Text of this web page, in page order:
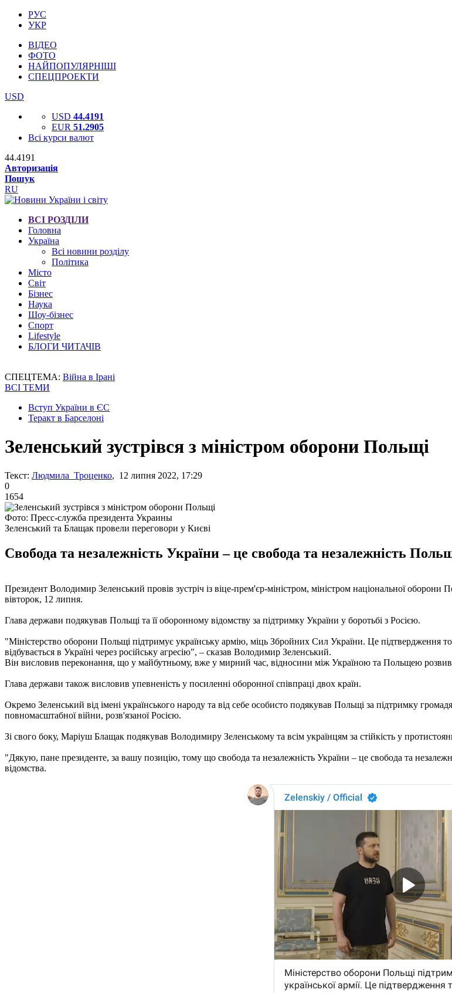
РУС
УКР
ВІДЕО
ФОТО
НАЙПОПУЛЯРНІШІ
СПЕЦПРОЕКТИ
USD
USD 44.4191
EUR 51.2905
Всі курси валют
44.4191
Авторизація
Пошук
RU
ВСІ РОЗДІЛИ
Головна
Україна
Всі новини розділу
Політика
Місто
Світ
Бізнес
Наука
Шоу-бізнес
Спорт
Lifestyle
БЛОГИ ЧИТАЧІВ
СПЕЦТЕМА: Війна в Ірані
ВСІ ТЕМИ
Вступ України в ЄС
Теракт в Барселоні
Зеленський зустрівся з міністром оборони Польщі
Текст: Людмила Троценко, 12 липня 2022, 17:29
0
1654
Фото: Пресс-служба президента Украины
Зеленський та Блащак провели переговори у Києві
Свобода та незалежність України – це свобода та незалежність
Президент Володимир Зеленський провів зустріч із віце-прем'єр-міністром, міністром національної
вівторок, 12 липня.
Глава держави подякував Польщі та її оборонному відомству за підтримку України у боротьбі з Росією.
"Міністерство оборони Польщі підтримує українську армію, міць Збройних Сил України. Це підтвердження
відбувається в Україні через російську агресію", – сказав Володимир Зеленський.
Він висловив переконання, що у майбутньому, вже у мирний час, відносини між Україною та Польщею
Глава держави також висловив упевненість у посиленні оборонної співпраці двох країн.
Окремо Зеленський від імені українського народу та від себе особисто подякував Польщі за підтримку
повномасштабної війни, розв'язаної Росією.
Зі свого боку, Маріуш Блащак подякував Володимиру Зеленському та всім українцям за стійкість у
"Дякую, пане президенте, за вашу позицію, тому що свобода та незалежність України – це свобода та
відомства.